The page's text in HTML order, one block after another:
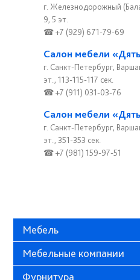
г. Железнодорожный
9, 5 эт.
☎ +7 (929) 671-79-69
Салон мебели
г. Санкт-Петербург,
эт., 113-115-117 сек.
☎ +7 (911) 031-03-76
Салон мебели
г. Санкт-Петербург,
эт., 351-353 сек.
☎ +7 (981) 159-97-51
Мебель
Мебельные компании
Фурнитура